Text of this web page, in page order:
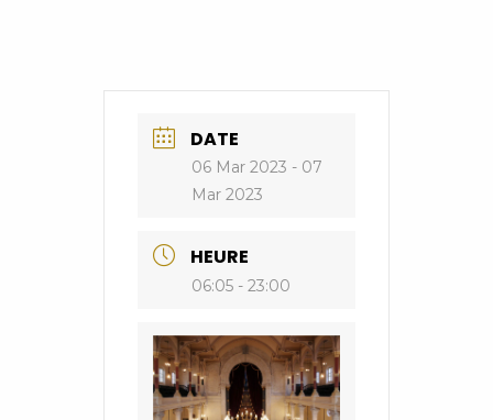
DATE
06 Mar 2023 - 07
Mar 2023
HEURE
06:05 - 23:00